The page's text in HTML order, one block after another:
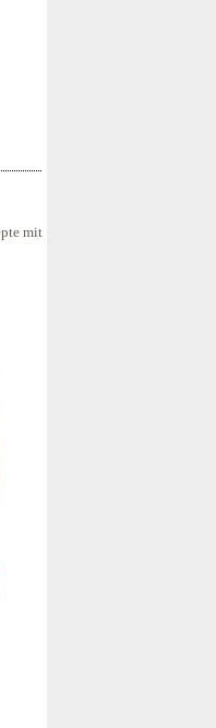
mit